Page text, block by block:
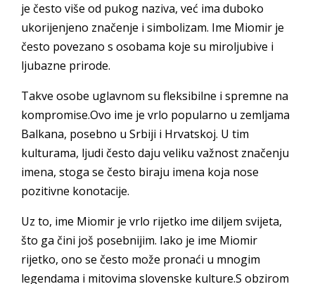
je često više od pukog naziva, već ima duboko
ukorijenjeno značenje i simbolizam. Ime Miomir je
često povezano s osobama koje su miroljubive i
ljubazne prirode.
Takve osobe uglavnom su fleksibilne i spremne na
kompromise.Ovo ime je vrlo popularno u zemljama
Balkana, posebno u Srbiji i Hrvatskoj. U tim
kulturama, ljudi često daju veliku važnost značenju
imena, stoga se često biraju imena koja nose
pozitivne konotacije.
Uz to, ime Miomir je vrlo rijetko ime diljem svijeta,
što ga čini još posebnijim. Iako je ime Miomir
rijetko, ono se često može pronaći u mnogim
legendama i mitovima slovenske kulture.S obzirom